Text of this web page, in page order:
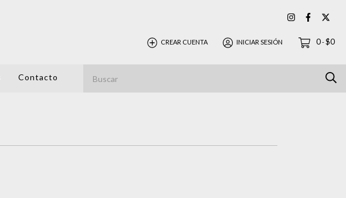
CREAR CUENTA INICIAR SESIÓN 0-$0
Contacto